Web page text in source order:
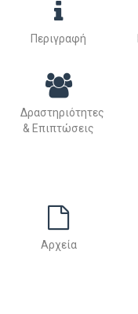
Περιγραφή
Δραστηριότητες
& Επιπτώσεις
Αρχεία